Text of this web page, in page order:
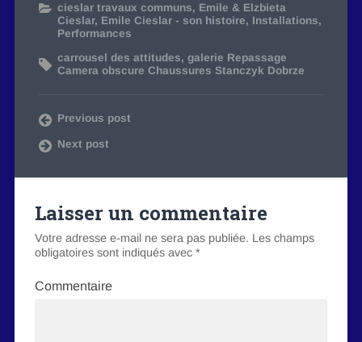
cieslar travaux communs, Emile & Elzbieta
Cieslar, Emile Cieslar - son histoire, Installations,
Performances
carrousel des attitudes, galerie Repassage
Camera obscure Chaussures Stanczyk Dobrze
Previous post
Next post
Laisser un commentaire
Votre adresse e-mail ne sera pas publiée. Les champs
obligatoires sont indiqués avec *
Commentaire